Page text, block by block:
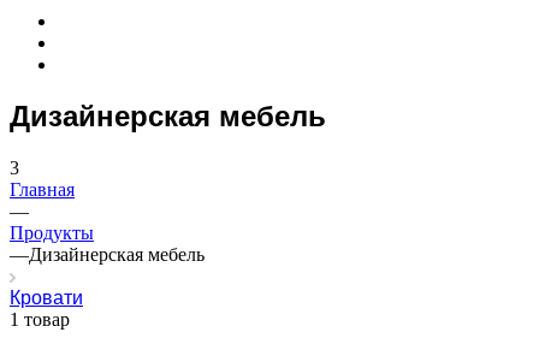
Дизайнерская мебель
3
Главная
—
Продукты
—Дизайнерская мебель
Кровати
1 товар